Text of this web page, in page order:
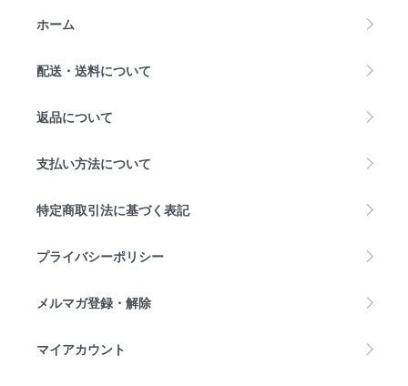
ホーム
配送・送料について
返品について
支払い方法について
特定商取引法に基づく表記
プライバシーポリシー
メルマガ登録・解除
マイアカウント